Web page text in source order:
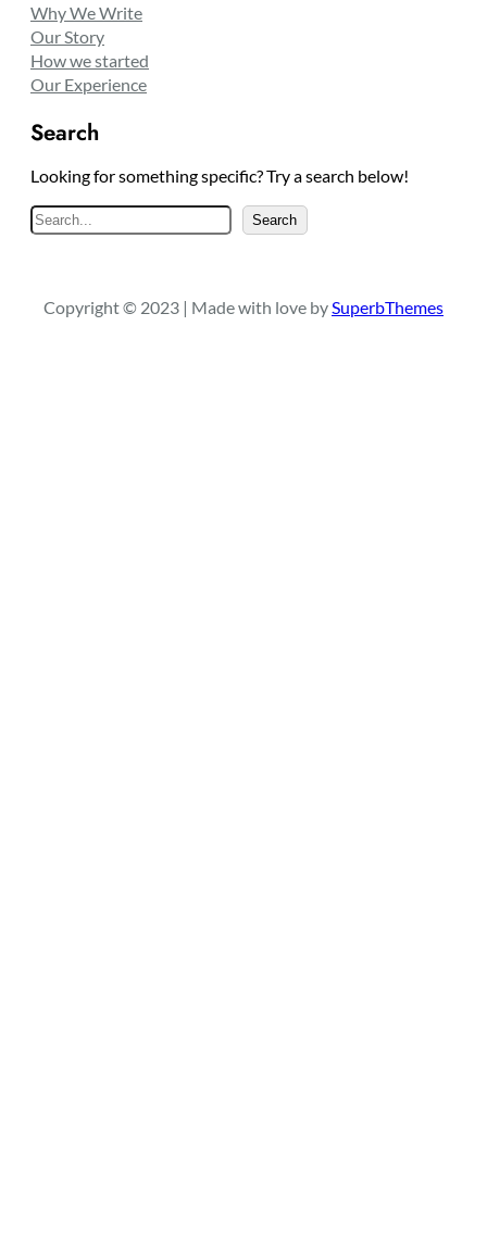
Why We Write
Our Story
How we started
Our Experience
Search
Looking for something specific? Try a search below!
S
e
c
Search
Copyright © 2023 | Made with love by SuperbThemes